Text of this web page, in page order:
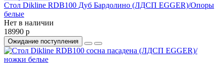
Стол Dikline RDB100 Дуб Бардолино (ЛДСП EGGER)/Опоры
белые
Нет в наличии
18990 р
Ожидание поступления